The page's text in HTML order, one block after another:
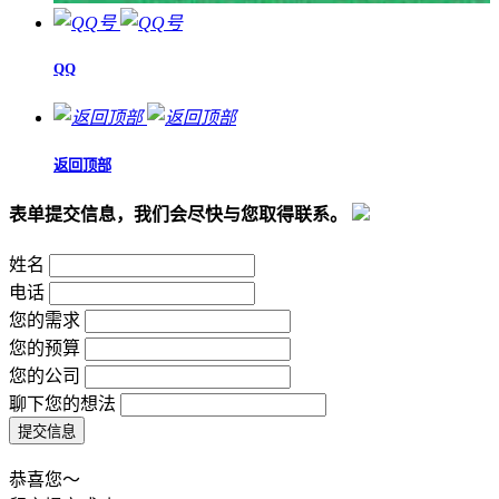
QQ
返回顶部
表单提交信息，我们会尽快与您取得联系。
姓名
电话
您的需求
您的预算
您的公司
聊下您的想法
恭喜您～